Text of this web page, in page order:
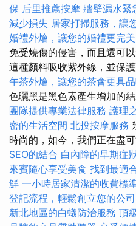
保 后里推薦按摩 牆壁漏水緊
減少損失 居家打掃服務，讓
婚禮外燴，讓您的婚禮更完美
免受燒傷的侵害，而且還可
這種顏料吸收紫外線，並保
午茶外燴，讓您的茶會更具
色曬黑是黑色素產生增加的結
團隊提供專業法律服務 護理
密的生活空間 北投按摩服務
時尚的，如今，我們正在盡
SEO的結合 白內障的早期症
來賓隨心享受美食 找到最適
鮮 一小時居家清潔的收費標
登記流程，輕鬆創立您的公司
新北地區的白蟻防治服務 頂